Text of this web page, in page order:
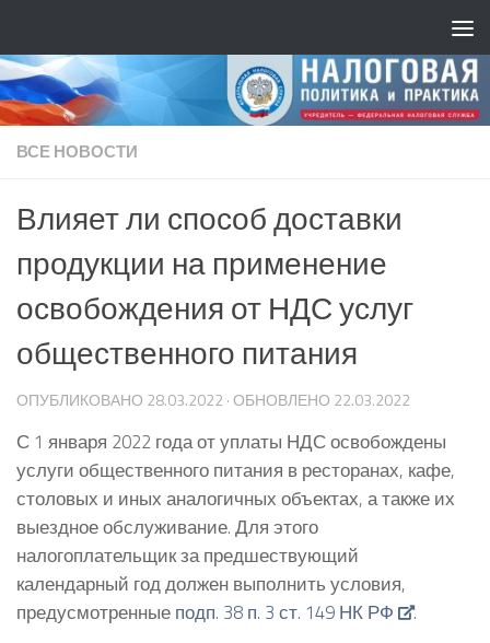
ВСЕ НОВОСТИ
Влияет ли способ доставки
продукции на применение
освобождения от НДС услуг
общественного питания
ОПУБЛИКОВАНО 28.03.2022 · ОБНОВЛЕНО 22.03.2022
С 1 января 2022 года от уплаты НДС освобождены
услуги общественного питания в ресторанах, кафе,
столовых и иных аналогичных объектах, а также их
выездное обслуживание. Для этого
налогоплательщик за предшествующий
календарный год должен выполнить условия,
предусмотренные подп. 38 п. 3 ст. 149 НК РФ
.